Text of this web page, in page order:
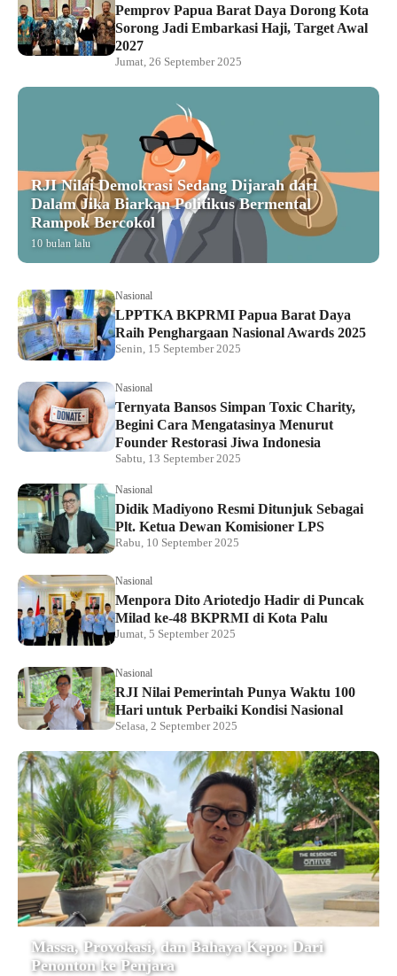
Pemprov Papua Barat Daya Dorong Kota
Sorong Jadi Embarkasi Haji, Target Awal
2027
Jumat, 26 September 2025
RJI Nilai Demokrasi Sedang Dijarah dari
Dalam Jika Biarkan Politikus Bermental
Rampok Bercokol
10 bulan lalu
Nasional
LPPTKA BKPRMI Papua Barat Daya
Raih Penghargaan Nasional Awards 2025
Senin, 15 September 2025
Nasional
Ternyata Bansos Simpan Toxic Charity,
Begini Cara Mengatasinya Menurut
Founder Restorasi Jiwa Indonesia
Sabtu, 13 September 2025
Nasional
Didik Madiyono Resmi Ditunjuk Sebagai
Plt. Ketua Dewan Komisioner LPS
Rabu, 10 September 2025
Nasional
Menpora Dito Ariotedjo Hadir di Puncak
Milad ke-48 BKPRMI di Kota Palu
Jumat, 5 September 2025
Nasional
RJI Nilai Pemerintah Punya Waktu 100
Hari untuk Perbaiki Kondisi Nasional
Selasa, 2 September 2025
Massa, Provokasi, dan Bahaya Kepo: Dari
Penonton ke Penjara